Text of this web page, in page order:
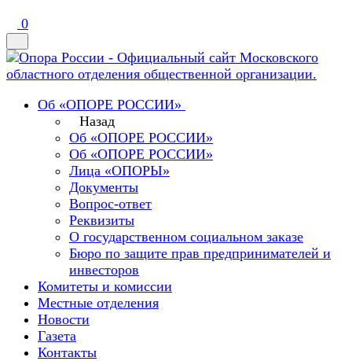
0
Об «ОПОРЕ РОССИИ»
Назад
Об «ОПОРЕ РОССИИ»
Об «ОПОРЕ РОССИИ»
Лица «ОПОРЫ»
Документы
Вопрос-ответ
Реквизиты
О государственном социальном заказе
Бюро по защите прав предпринимателей и
инвесторов
Комитеты и комиссии
Местные отделения
Новости
Газета
Контакты